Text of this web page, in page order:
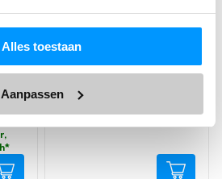
Alles toestaan
Aanpassen
*
Baumwolle
mit4.83
von 5,
basierend
auf
Kundenbewertung
Lieferung am Mittwoch*